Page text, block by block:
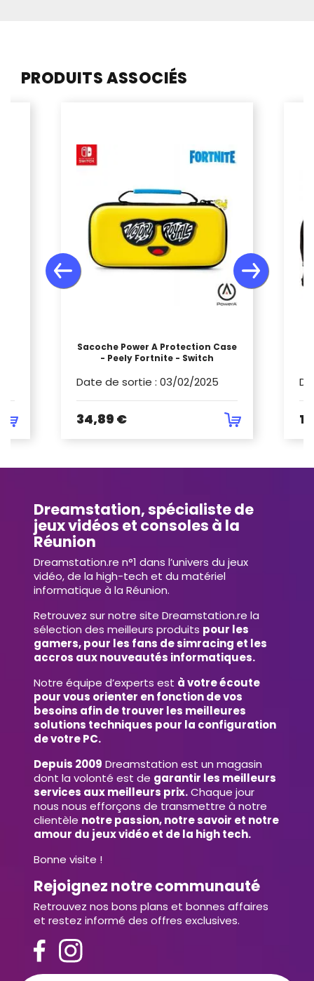
PRODUITS ASSOCIÉS
Sacoche Power A Protection Case
- Peely Fortnite - Switch
Date de sortie : 03/02/2025
34,89 €
Dreamstation, spécialiste de
jeux vidéos et consoles à la
Réunion
Dreamstation.re n°1 dans l’univers du jeux
vidéo, de la high-tech et du matériel
informatique à la Réunion.
Retrouvez sur notre site Dreamstation.re la
sélection des meilleurs produits pour les
gamers, pour les fans de simracing et les
accros aux nouveautés informatiques.
Notre équipe d’experts est à votre écoute
pour vous orienter en fonction de vos
besoins afin de trouver les meilleures
solutions techniques pour la configuration
de votre PC.
Depuis 2009 Dreamstation est un magasin
dont la volonté est de garantir les meilleurs
services aux meilleurs prix.Chaque jour
nous nous efforçons de transmettre à notre
clientèle notre passion, notre savoir et notre
amour du jeux vidéo et de la high tech.
Bonne visite !
Rejoignez notre communauté
Retrouvez nos bons plans et bonnes affaires
et restez informé des offres exclusives.